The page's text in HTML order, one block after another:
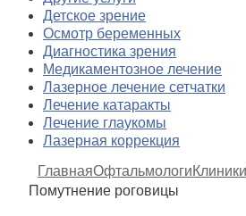
Детское зрение
Осмотр беременных
Диагностика зрения
Медикаментозное лечение
Лазерное лечение сетчатки
Лечение катаракты
Лечение глаукомы
Лазерная коррекция
ГлавнаяОфтальмологиКлиники
Помутнение роговицы